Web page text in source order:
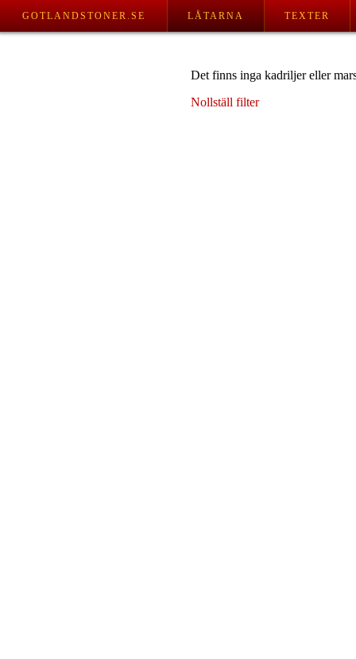
GOTLANDSTONER.SE LÅTARNA TEXTER
Det finns inga kadriljer eller
Nollställ filter